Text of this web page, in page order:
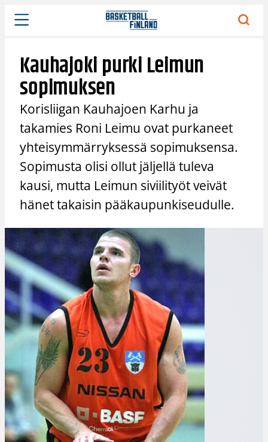
Siirry
sisältöön
Kauhajoki purki Leimun
sopimuksen
Korisliigan Kauhajoen Karhu ja
takamies Roni Leimu ovat purkaneet
yhteisymmärryksessä sopimuksensa.
Sopimusta olisi ollut jäljellä tuleva
kausi, mutta Leimun siviilityöt veivät
hänet takaisin pääkaupunkiseudulle.